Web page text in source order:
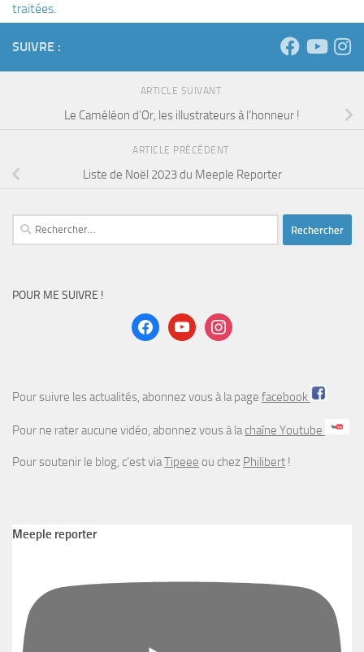
traitées.
SUIVRE :
ARTICLE SUIVANT
Le Caméléon d’Or, les illustrateurs à l’honneur !
ARTICLE PRÉCÉDENT
Liste de Noël 2023 du Meeple Reporter
Rechercher :
POUR ME SUIVRE !
facebookyoutubeinstagram
Pour suivre les actualités, abonnez vous à la page facebook
Pour ne rater aucune vidéo, abonnez vous à lachaîne Youtube
Pour soutenir le blog, c’est viaTipeee ou chez Philibert !
Meeple reporter